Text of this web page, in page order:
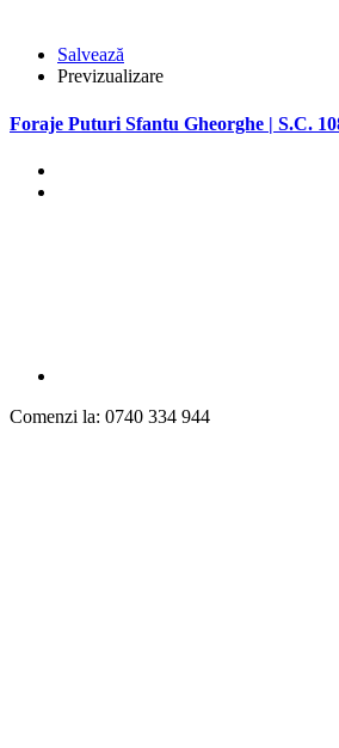
Salvează
Previzualizare
Foraje Puturi Sfantu Gheorghe | S.C.
Comenzi la: 0740 334 944